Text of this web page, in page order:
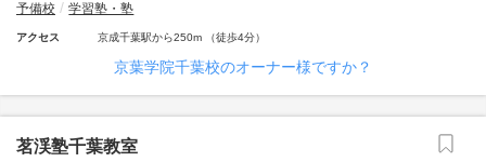
予備校 学習塾・塾
アクセス 京成千葉駅から250m （徒歩4分）
京葉学院千葉校のオーナー様ですか？
茗渓塾千葉教室